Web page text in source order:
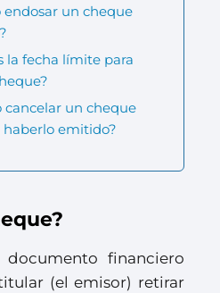
endosar un cheque
la fecha límite para
cancelar un cheque
haberlo emitido?
financiero
(el emisor) retirar